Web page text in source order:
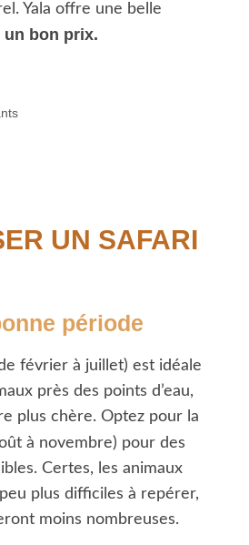
Yala offre une belle
un bon prix.
UN SAFARI
période
février à juillet) est idéale
près des points d’eau,
plus chère. Optez pour la
à novembre) pour des
Certes, les animaux
plus difficiles à repérer,
moins nombreuses.